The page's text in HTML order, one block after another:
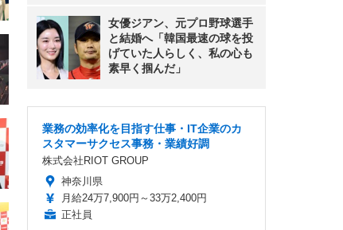
女優ジアン、元プロ野球選手
と結婚へ「韓国最速の球を投
げていた人らしく、私の心も
素早く掴んだ」
業務の効率化を目指す仕事・IT企業のカ
スタマーサクセス事務・業績好調
株式会社RIOT GROUP
神奈川県
月給24万7,900円～33万2,400円
正社員